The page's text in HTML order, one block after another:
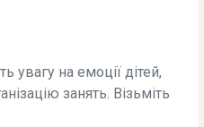
увагу на емоції дітей,
занять. Візьміть